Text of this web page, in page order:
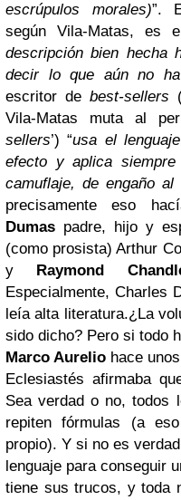
escrúpulos morales)”.
según Vila-Matas, es
descripción bien hecha
decir lo que aún no
escritor de best-sellers
Vila-Matas muta al
sellers’) “usa el
efecto y aplica
camuflaje, de engaño al
precisamente eso
Dumas padre, hijo y
(como prosista) Arthur
y Raymond
Especialmente, Charles
leía alta literatura.¿La
sido dicho? Pero si todo
Marco Aurelio hace
Eclesiastés afirmaba
Sea verdad o no, todos
repiten fórmulas (a
propio). Y si no es
lenguaje para conseguir
tiene sus trucos, y toda